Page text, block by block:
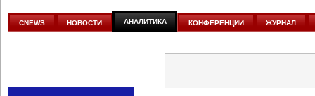
аналитике
CNEWS НОВОСТИ АНАЛИТИКА КОНФЕРЕНЦИИ ЖУРНАЛ